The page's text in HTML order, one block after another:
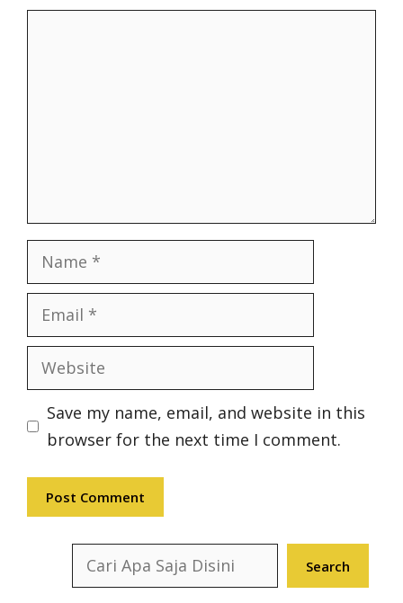
Name
Email
Website
Save my name, email, and website in this
browser for the next time I comment.
Search Search